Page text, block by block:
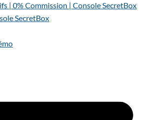
| 0% Commission | Console SecretBox
SecretBox